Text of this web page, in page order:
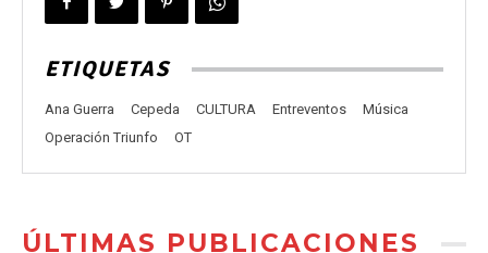
ETIQUETAS
Ana Guerra Cepeda CULTURA Entreventos
Música
Operación Triunfo
OT
ÚLTIMAS PUBLICACIONES